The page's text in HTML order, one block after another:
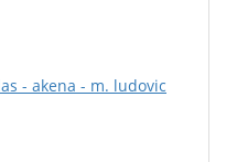
- akena - m. ludovic